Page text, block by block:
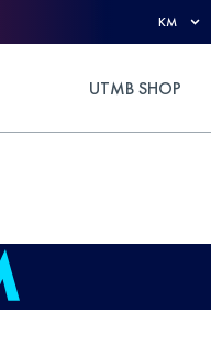
KM
UTMB SHOP